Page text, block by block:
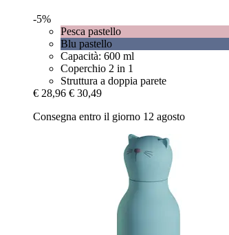
-5%
Pesca pastello
Blu pastello
Capacità: 600 ml
Coperchio 2 in 1
Struttura a doppia parete
€ 28,96 € 30,49
Consegna entro il giorno 12 agosto